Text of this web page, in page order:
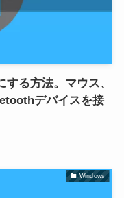
る方法。マウス、
デバイスを接
Windows